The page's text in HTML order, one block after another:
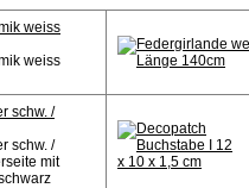
weiss
weiss
schw. /
schw. /
mit